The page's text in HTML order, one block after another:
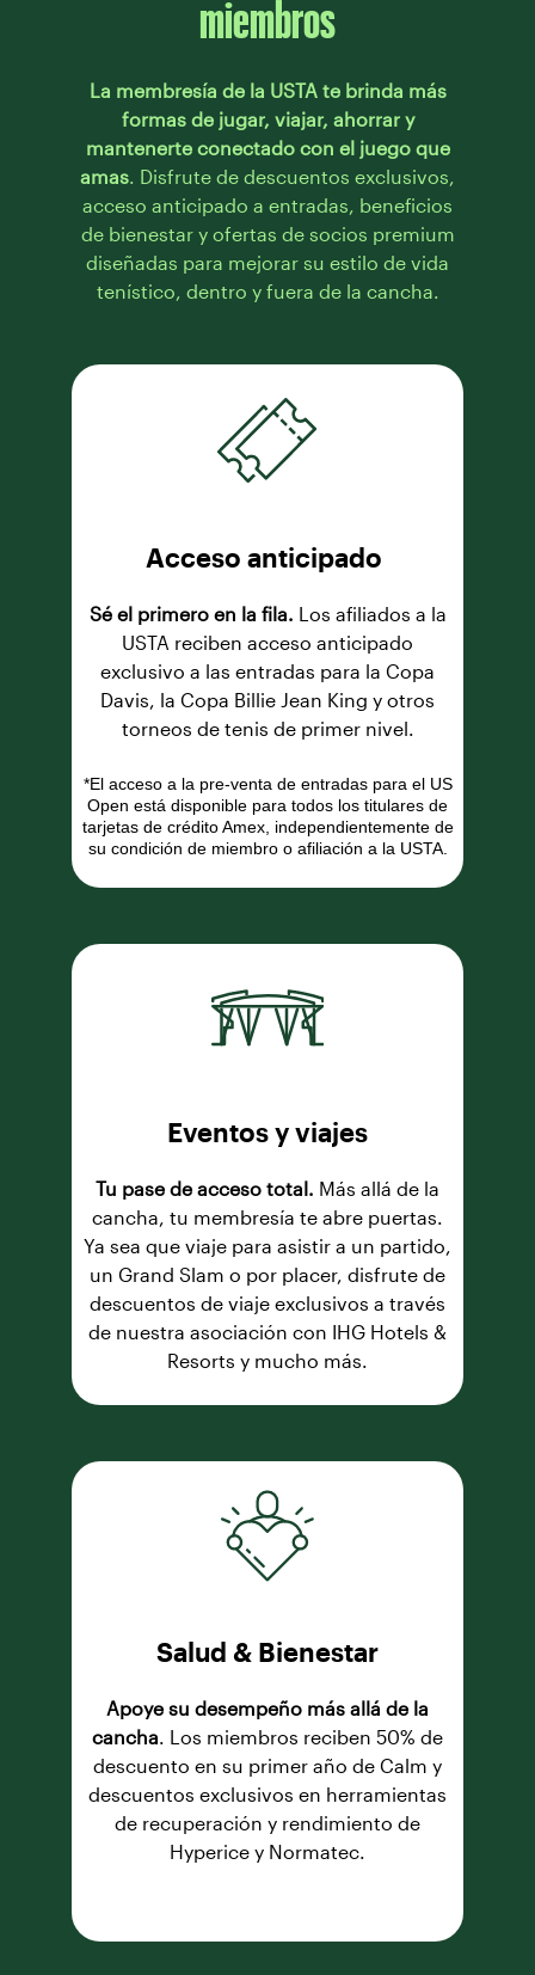
miembros
La membresía de la USTA te brinda más
formas de jugar, viajar, ahorrar y
mantenerte conectado con el juego que
amas. Disfrute de descuentos exclusivos,
acceso anticipado a entradas, beneficios
de bienestar y ofertas de socios premium
diseñadas para mejorar su estilo de vida
tenístico, dentro y fuera de la cancha.
Acceso anticipado
Sé el primero en la fila. Los afiliados a la
USTA reciben acceso anticipado
exclusivo a las entradas para la Copa
Davis, la Copa Billie Jean King y otros
torneos de tenis de primer nivel.
*El acceso a la pre-venta de entradas para el US
Open está disponible para todos los titulares de
tarjetas de crédito Amex, independientemente de
su condición de miembro o afiliación a la USTA.
Eventos y viajes
Tu pase de acceso total. Más allá de la
cancha, tu membresía te abre puertas.
Ya sea que viaje para asistir a un partido,
un Grand Slam o por placer, disfrute de
descuentos de viaje exclusivos a través
de nuestra asociación con IHG Hotels &
Resorts y mucho más.
Salud & Bienestar
Apoye su desempeño más allá de la
cancha. Los miembros reciben 50% de
descuento en su primer año de Calm y
descuentos exclusivos en herramientas
de recuperación y rendimiento de
Hyperice y Normatec.